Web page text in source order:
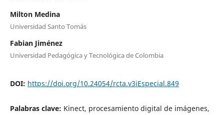
Milton Medina
Universidad Santo Tomás
Fabian Jiménez
Universidad Pedagógica y Tecnológica de Colombia
DOI: https://doi.org/10.24054/rcta.v3iEspecial.849
Palabras clave: Kinect, procesamiento digital de imágenes,